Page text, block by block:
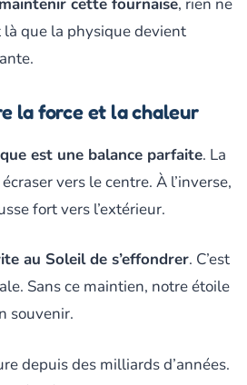
là que la physique devient
la force et la chaleur
est une balance parfaite. La
vers le centre. À l’inverse,
fort vers l’extérieur.
au Soleil de s’effondrer. C’est
Sans ce maintien, notre étoile
souvenir.
depuis des milliards d’années.